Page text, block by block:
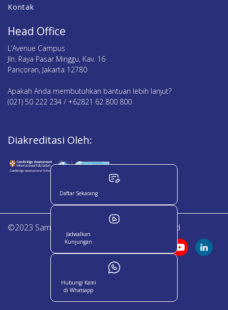
Kontak
Head Office
L’Avenue Campus
Jln. Raya Pasar Minggu, Kav. 16
Pancoran, Jakarta 12780
Apakah Anda membutuhkan bantuan lebih lanjut?
(021) 50 222 234 / +62821 62 800 800
Diakreditasi Oleh:
©2023 Sampoerna Academy. All Right Reserved
Daftar Sekarang
Jadwalkan
Kunjungan
Hubungi Kami
di Whatsapp